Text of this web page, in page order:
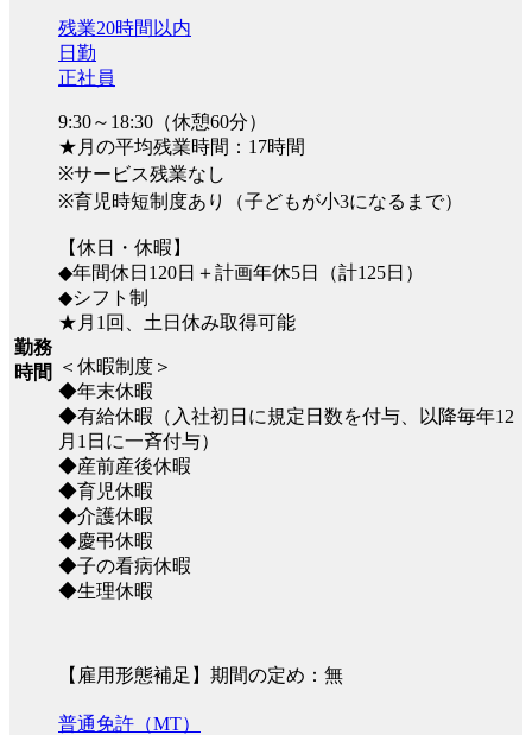
勤務
時間
残業20時間以内
日勤
正社員
9:30～18:30（休憩60分）
★月の平均残業時間：17時間
※サービス残業なし
※育児時短制度あり（子どもが小3になるまで）
【休日・休暇】
◆年間休日120日＋計画年休5日（計125日）
◆シフト制
★月1回、土日休み取得可能
＜休暇制度＞
◆年末休暇
◆有給休暇（入社初日に規定日数を付与、以降毎年12
月1日に一斉付与）
◆産前産後休暇
◆育児休暇
◆介護休暇
◆慶弔休暇
◆子の看病休暇
◆生理休暇
【雇用形態補足】期間の定め：無
普通免許（MT）